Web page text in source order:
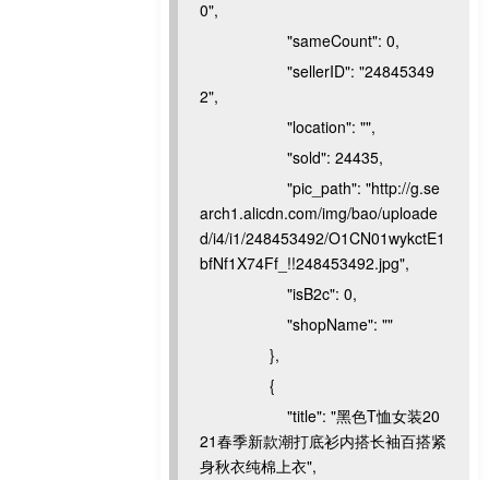
0",
"sameCount": 0,
"sellerID": "24845349
2",
"location": "",
"sold": 24435,
"pic_path": "http://g.se
arch1.alicdn.com/img/bao/uploade
d/i4/i1/248453492/O1CN01wykctE1
bfNf1X74Ff_!!248453492.jpg",
"isB2c": 0,
"shopName": ""
},
{
"title": "黑色T恤女装20
21春季新款潮打底衫内搭长袖百搭紧
身秋衣纯棉上衣",